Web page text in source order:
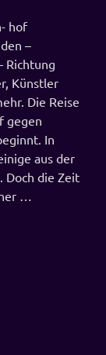
hof
–
Richtung
Künstler
Die Reise
gegen
In
aus der
Doch die Zeit
…